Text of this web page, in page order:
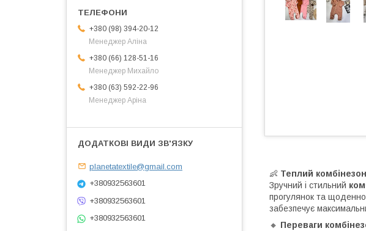
👶 Теплий
Зручний і стильний
прогулянок та
забезпечує
🔸 Переваги
+380 (98) 394-20-12
Менеджер Аліна
+380 (66) 128-51-16
Менеджер Михайло
+380 (63) 592-22-96
Менеджер Аріна
planetatextile@gmail.com
+380932563601
+380932563601
+380932563601